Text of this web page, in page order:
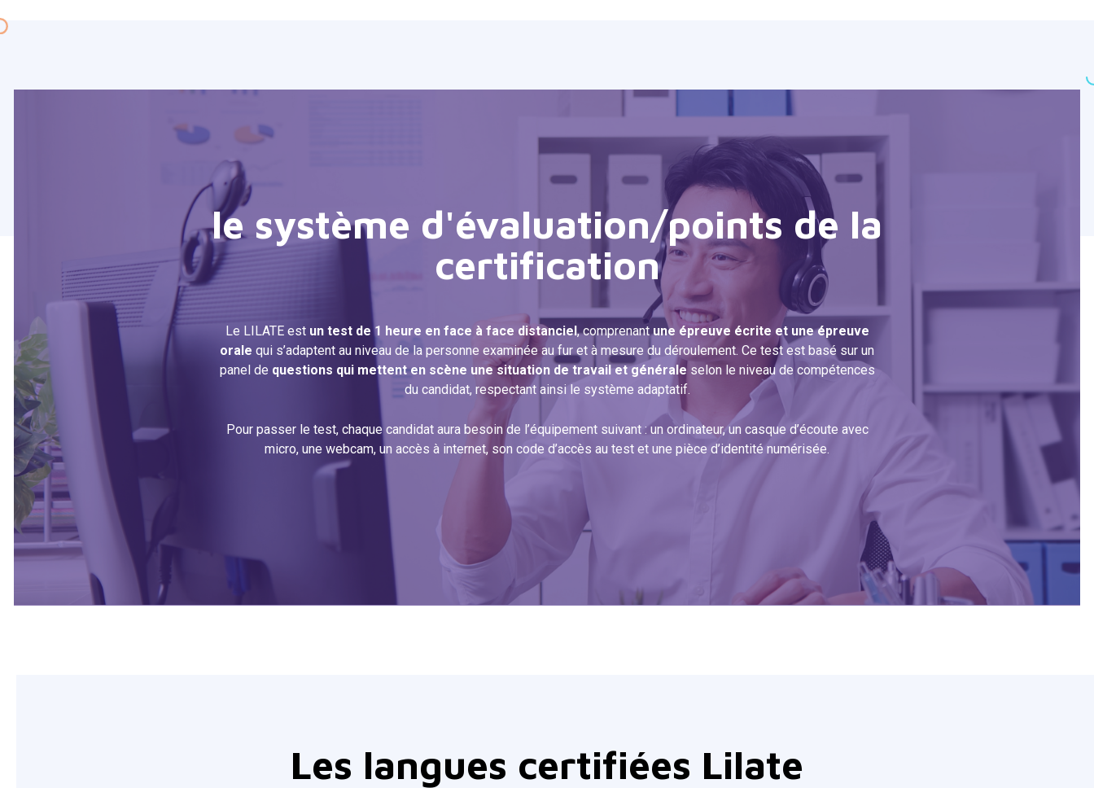
le système d'évaluation/points de la
certification
Le LILATE est un test de 1 heure en face à face distanciel, comprenantune épreuve écrite et une épreuve
orale qui s’adaptent au niveau de la personne examinée au fur et à mesure du déroulement. Ce test est basé sur un
panel de questions qui mettent en scène une situation de travail et générale selon le niveau de compétences
du candidat, respectant ainsi le système adaptatif.
Pour passer le test, chaque candidat aura besoin de l’équipement suivant : un ordinateur, un casque d’écoute avec
micro, une webcam, un accès à internet, son code d’accès au test et une pièce d’identité numérisée.
Les langues certifiées Lilate